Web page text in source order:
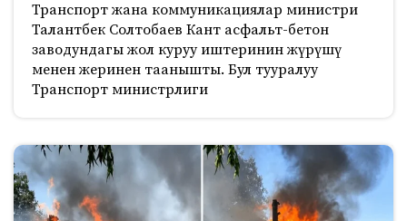
Транспорт жана коммуникациялар министри
Талантбек Солтобаев Кант асфальт-бетон
заводундагы жол куруу иштеринин жүрүшү
менен жеринен таанышты. Бул тууралуу
Транспорт министрлиги